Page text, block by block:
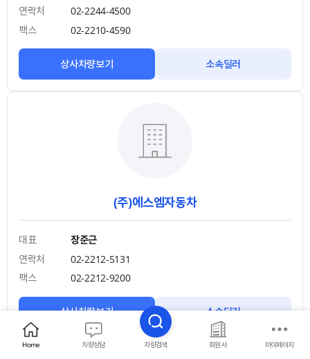
연락처
02-2244-4500
팩스
02-2210-4590
상사차량보기 소속딜러
(주)에스엠자동차
대표
장준근
연락처
02-2212-5131
팩스
02-2212-9200
상사차량보기 소속딜러
Home 차량상담 차량검색 회원사 마이페이지